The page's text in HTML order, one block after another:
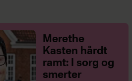
Merethe
Kasten hårdt
ramt: I sorg og
smerter